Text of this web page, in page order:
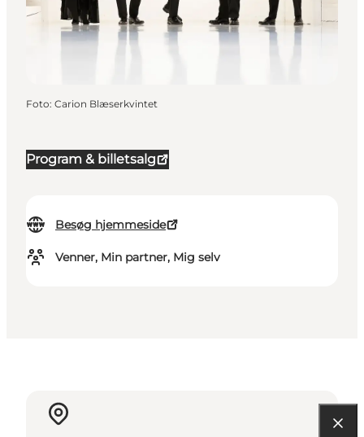
Program & billetsalg
Besøg hjemmeside
Venner, Min partner, Mig selv
Foto: Carion Blæserkvintet